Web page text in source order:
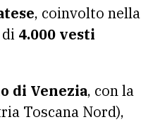
, coinvolto nella
4.000 vesti
di Venezia, con la
Toscana Nord),